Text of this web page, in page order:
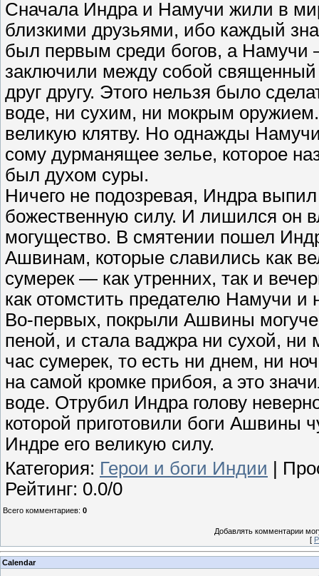
Сначала Индра и Намучи жили в
близкими друзьями, ибо каждый
был первым среди богов, а
заключили между собой священный
друг другу. Этого нельзя было
воде, ни сухим, ни мокрым
великую клятву. Но однажды
сому дурманящее зелье, которое
был духом суры.
Ничего не подозревая, Индра
божественную силу. И лишился он
могущество. В смятении пошел
Ашвинам, которые славились как
сумерек — как утренних, так и
как отомстить предателю Намучи
Во-первых, покрыли Ашвины
пеной, и стала ваджра ни сухой,
час сумерек, то есть ни днем, ни
на самой кромке прибоя, а это
воде. Отрубил Индра голову
которой приготовили боги Ашвины
Индре его великую силу.
Категория: Герои и боги Индии
Рейтинг: 0.0/0
Всего комментариев: 0
Добавлять комментарии
[
Calendar